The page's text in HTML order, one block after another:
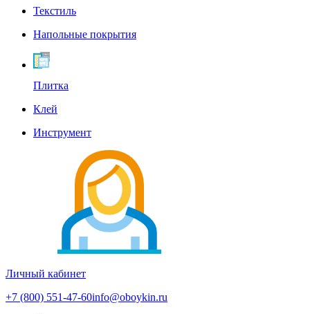
Текстиль
Напольные покрытия
Плитка
Клей
Инструмент
Личный кабинет
+7 (800) 551-47-60info@oboykin.ru